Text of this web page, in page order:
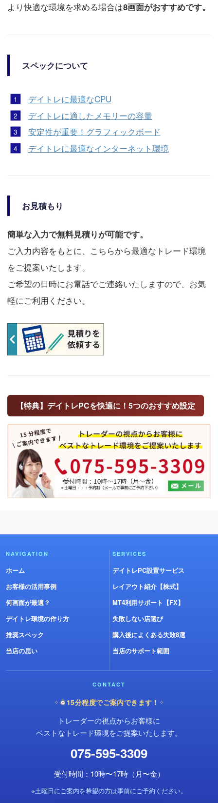
より快適な環境を求める場合は8画面がおすすめです。
スペックについて
デイトレに最適なCPU
デイトレに適したメモリーの容量
安定性が重要！グラフィックボード
デイトレに最適なインターネット環境
お見積もり
簡単な入力で無料見積りが可能です。
ご入力内容をもとに、こちらから最適なトレード環境
をご提案いたします。
ご希望の日時にお電話でご連絡いたしますので、お気
軽にご利用ください。
【特典】デイトレPCを快適に！5つのおすすめ設定
NAVIGATION
ホーム
お客様の活用事例
何画面が最適？
デイトレ環境の作り方
推奨スペック
当店の思い
SERVICES
デイトレPC設置サービス
レイアウト紹介【株式】
MT4利用サポート【FX】
失敗しない店選び
購入後によくある失敗8選
当店のサポート範囲
CONTACT
✧ 15分程度でご案内できます！ ✧
トレーダーの視点からお客様に
ベストなトレード環境をご提案いたします。
075-595-3309
受付時間：10時〜17時（月〜金）
※土曜日にご案内を希望の方は事前にご予約ください。